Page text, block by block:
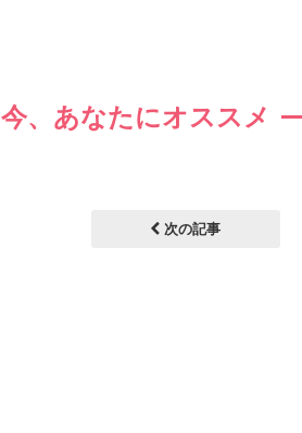
今、あなたにオススメ
次の記事